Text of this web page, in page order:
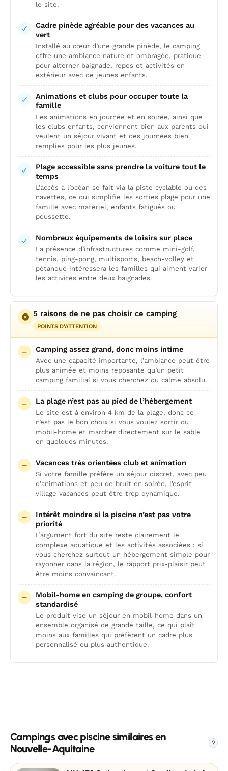
le site.
Cadre pinède agréable pour des vacances au
vert
Installé au cœur d’une grande pinède, le camping
offre une ambiance nature et ombragée, pratique
pour alterner baignade, repos et activités en
extérieur avec de jeunes enfants.
Animations et clubs pour occuper toute la
famille
Les animations en journée et en soirée, ainsi que
les clubs enfants, conviennent bien aux parents qui
veulent un séjour vivant et des journées bien
remplies pour les plus jeunes.
Plage accessible sans prendre la voiture tout le
temps
L’accès à l’océan se fait via la piste cyclable ou des
navettes, ce qui simplifie les sorties plage pour une
famille avec matériel, enfants fatigués ou
poussette.
Nombreux équipements de loisirs sur place
La présence d’infrastructures comme mini-golf,
tennis, ping-pong, multisports, beach-volley et
pétanque intéressera les familles qui aiment varier
les activités entre deux baignades.
5 raisons de ne pas choisir ce camping
POINTS D'ATTENTION
Camping assez grand, donc moins intime
Avec une capacité importante, l’ambiance peut être
plus animée et moins reposante qu’un petit
camping familial si vous cherchez du calme absolu.
La plage n’est pas au pied de l’hébergement
Le site est à environ 4 km de la plage, donc ce
n’est pas le bon choix si vous voulez sortir du
mobil-home et marcher directement sur le sable
en quelques minutes.
Vacances très orientées club et animation
Si votre famille préfère un séjour discret, avec peu
d’animations et peu de bruit en soirée, l’esprit
village vacances peut être trop dynamique.
Intérêt moindre si la piscine n’est pas votre
priorité
L’argument fort du site reste clairement le
complexe aquatique et les activités associées ; si
vous cherchez surtout un hébergement simple pour
rayonner dans la région, le rapport prix-plaisir peut
être moins convaincant.
Mobil-home en camping de groupe, confort
standardisé
Le produit vise un séjour en mobil-home dans un
ensemble organisé de grande taille, ce qui plaît
moins aux familles qui préfèrent un cadre plus
personnalisé ou plus authentique.
Campings avec piscine similaires en
Nouvelle-Aquitaine
?